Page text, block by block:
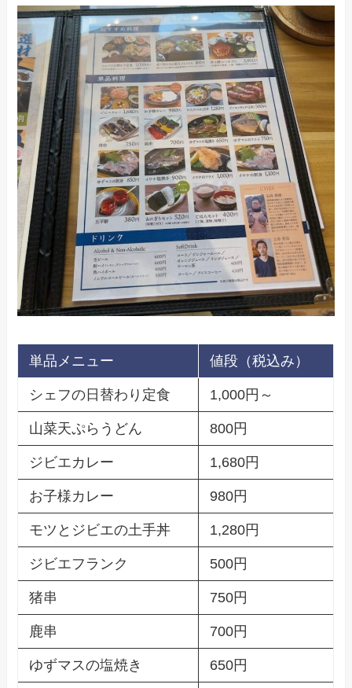
単品メニュー 値段（税込み）
シェフの日替わり定食 1,000円～
山菜天ぷらうどん 800円
ジビエカレー 1,680円
お子様カレー 980円
モツとジビエの土手丼 1,280円
ジビエフランク 500円
猪串 750円
鹿串 700円
ゆずマスの塩焼き 650円